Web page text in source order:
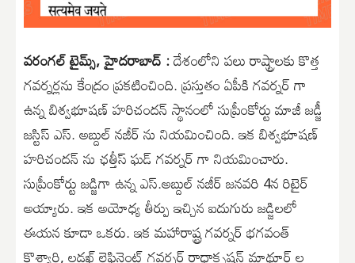
వరంగల్ టైమ్స్, హైదరాబాద్ :దేశంలోని పలు రాష్ట్రాలకు కొత్త
గవర్నర్లను కేంద్రం ప్రకటించింది. ప్రస్తుతం ఏపీకి గవర్నర్ గా
ఉన్న బిశ్వభూషణ్ హరిచందన్ స్థానంలో సుప్రీంకోర్టు మాజీ జడ్జీ
జస్టిస్ ఎస్. అబ్దుల్ నజీర్ ను నియమించింది. ఇక బిశ్వభూషణ్
హరిచందన్ ను ఛత్తీస్ ఘడ్ గవర్నర్ గా నియమించారు.
సుప్రీంకోర్టు జడ్జిగా ఉన్న ఎస్.అబ్దుల్ నజీర్ జనవరి 4న రిటైర్
అయ్యారు. ఇక అయోధ్య తీర్పు ఇచ్చిన ఐదుగురు జడ్జిలలో
ఈయన కూడా ఒకరు. ఇక మహారాష్ట్ర గవర్నర్ భగవంత్
కొశ్యారి, లడఖ్ లెఫ్టినెంట్ గవర్నర్ రాధాకృష్ణన్ మాథూర్ ల